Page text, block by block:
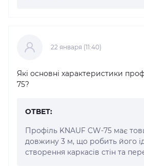
22 января (11:40)
Які основні характеристики
75?
ОТВЕТ:
Профіль KNAUF CW-75 має
довжину 3 м, що робить його
створення каркасів стін та